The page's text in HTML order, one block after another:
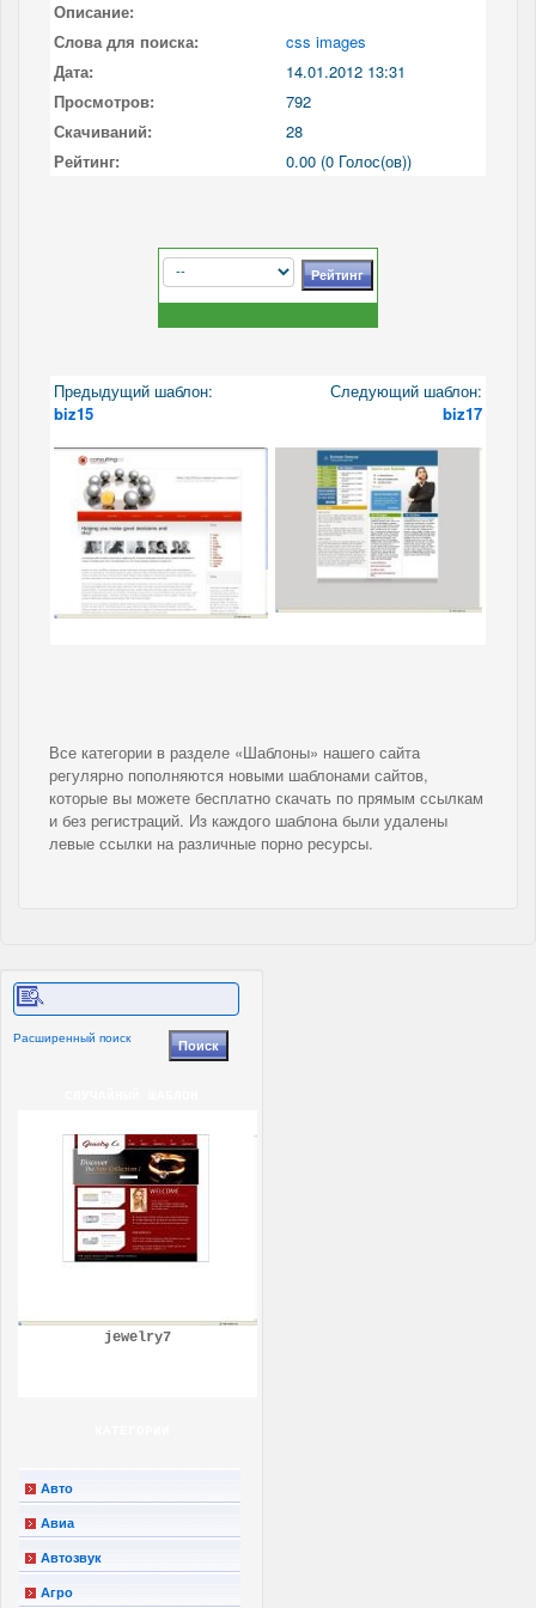
Описание:
Слова для поиска:
css images
Дата:
14.01.2012 13:31
Просмотров:
792
Скачиваний:
28
Рейтинг:
0.00 (0 Голос(ов))
Предыдущий шаблон:
biz15
Следующий шаблон:
biz17
Все категории в разделе «Шаблоны» нашего сайта
регулярно пополняются новыми шаблонами сайтов,
которые вы можете бесплатно скачать по прямым ссылкам
и без регистраций. Из каждого шаблона были удалены
левые ссылки на различные порно ресурсы.
Расширенный поиск
jewelry7
Авто
Авиа
Автозвук
Агро